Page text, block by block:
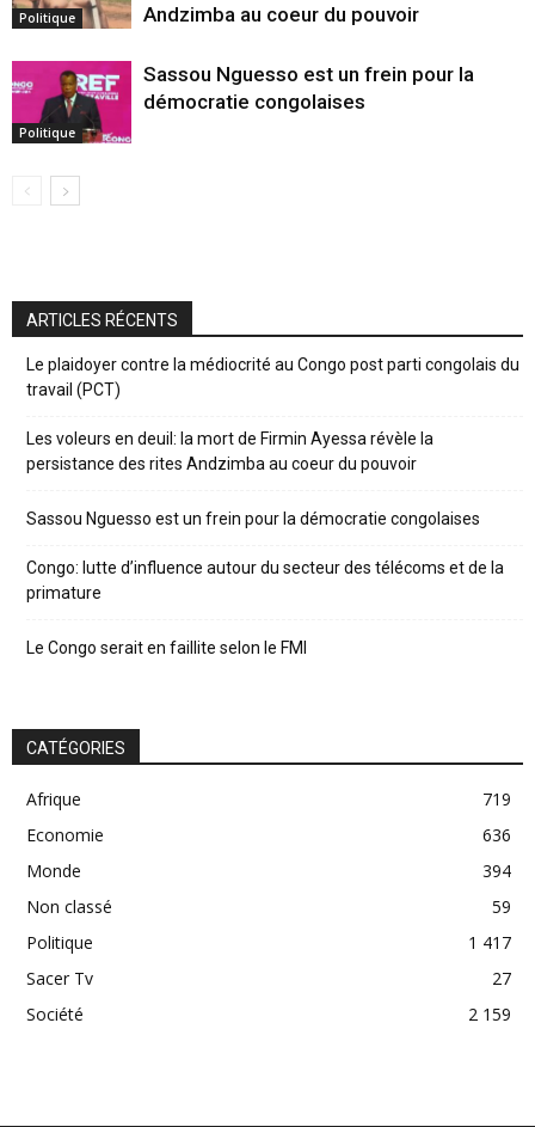
Politique
Andzimba au coeur du pouvoir
Politique
Sassou Nguesso est un frein pour la
démocratie congolaises
ARTICLES RÉCENTS
Le plaidoyer contre la médiocrité au Congo post parti congolais du
travail (PCT)
Les voleurs en deuil: la mort de Firmin Ayessa révèle la
persistance des rites Andzimba au coeur du pouvoir
Sassou Nguesso est un frein pour la démocratie congolaises
Congo: lutte d’influence autour du secteur des télécoms et de la
primature
Le Congo serait en faillite selon le FMI
CATÉGORIES
Afrique
719
Economie
636
Monde
394
Non classé
59
Politique
1 417
Sacer Tv
27
Société
2 159